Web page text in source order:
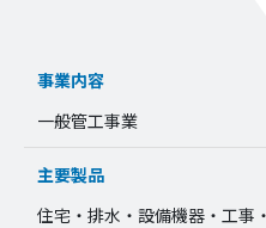
事業内容
一般管工事業
主要製品
住宅・排水・設備機器・工事